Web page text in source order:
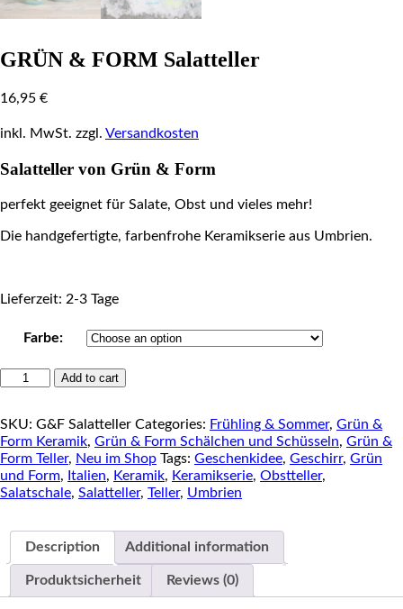
GRÜN & FORM Salatteller
16,95 €
inkl. MwSt. zzgl. Versandkosten
Salatteller von Grün & Form
perfekt geeignet für Salate, Obst und vieles mehr!
Die handgefertigte, farbenfrohe Keramikserie aus Umbrien.
Lieferzeit: 2-3 Tage
Farbe:
GRÜN
Salatteller
quantity
Add to cart
SKU: G&F Salatteller Categories: Frühling & Sommer, Grün &
Form Keramik, Grün & Form Schälchen und Schüsseln, Grün &
Form Teller, Neu im Shop Tags: Geschenkidee, Geschirr, Grün
und Form, Italien, Keramik, Keramikserie, Obstteller,
Salatschale, Salatteller, Teller, Umbrien
Description Additional information
Produktsicherheit Reviews (0)